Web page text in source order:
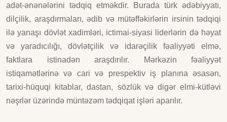
adət-ənənələrini tədqiq etməkdir. Burada türk ədəbiyyatı,
dilçilik, araşdırmaları, ədib və mütəffəkirlərin irsinin tədqiqi
ilə yanaşı dövlət xadimləri, ictimai-siyasi liderlərin də həyat
və yaradıcılığı, dövlətçilik və idarəçilik fəaliyyəti elmə,
faktlara istinadən araşdırılır. Mərkəzin fəaliyyət
istiqamətlərinə və cari və prespektiv iş planına əsasən,
tarixi-hüquqi kitablar, dastan, sözlük və digər elmi-kütləvi
nəşrlər üzərində müntəzəm tədqiqat işləri aparılır.